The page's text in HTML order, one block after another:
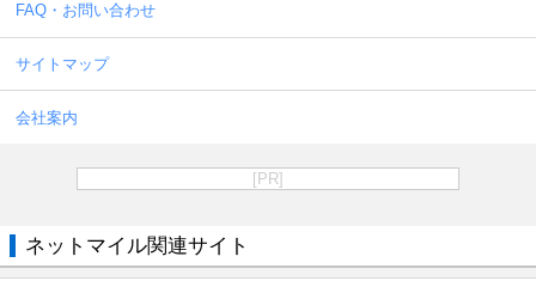
FAQ・お問い合わせ
サイトマップ
会社案内
[PR]
ネットマイル関連サイト